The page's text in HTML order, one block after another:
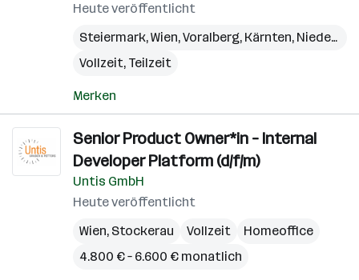
Heute veröffentlicht
Steiermark,Wien,Voralberg, Kärnten, Niederösterreich
Vollzeit, Teilzeit
Merken
Senior Product Owner*in – Internal
Developer Platform (d/f/m)
Untis GmbH
Heute veröffentlicht
Wien, Stockerau Vollzeit
Homeoffice
4.800 € – 6.600 € monatlich